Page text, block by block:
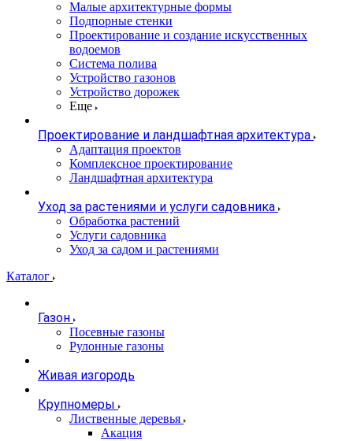
Малые архитектурные формы
Подпорные стенки
Проектирование и создание искусственных
водоемов
Система полива
Устройство газонов
Устройство дорожек
Еще
Проектирование и ландшафтная архитектура
Адаптация проектов
Комплексное проектирование
Ландшафтная архитектура
Уход за растениями и услуги садовника
Обработка растений
Услуги садовника
Уход за садом и растениями
Каталог
Газон
Посевные газоны
Рулонные газоны
Живая изгородь
Крупномеры
Лиственные деревья
Акация